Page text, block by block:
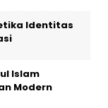
Identitas
Islam
Modern